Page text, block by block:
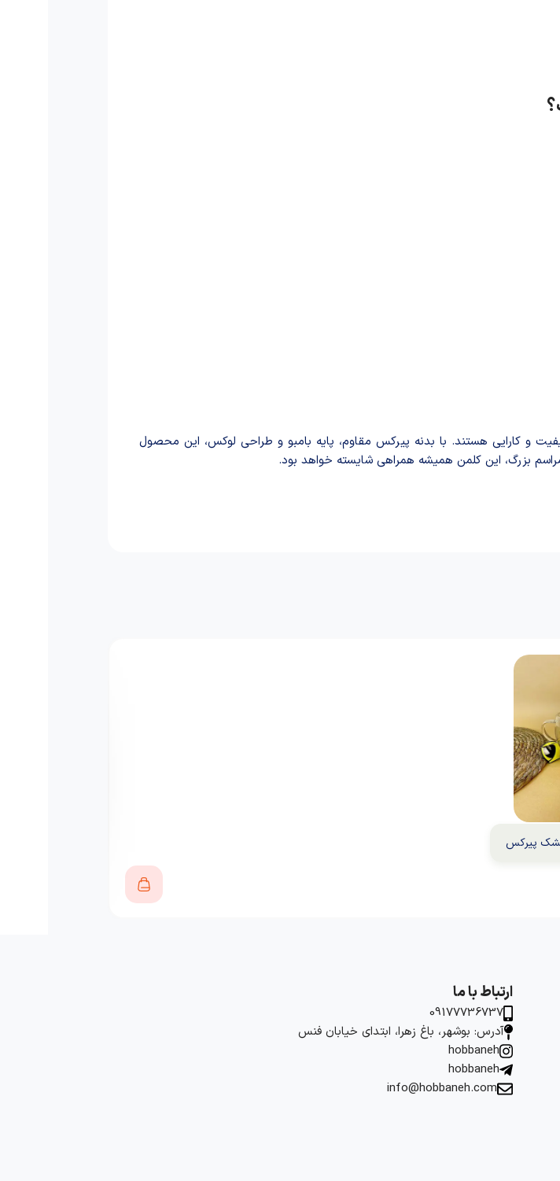
و کارایی هستند. با بدنه پیرکس مقاوم، پایه بامبو و طراحی لوکس، این محصول
بزرگ، این کلمن همیشه همراهی شایسته خواهد بود.
خشک پیرکس
ارتباط با ما
09177736737
آدرس: بوشهر، باغ زهرا، ابتدای خیابان فنس
hobbaneh
hobbaneh
info@hobbaneh.com